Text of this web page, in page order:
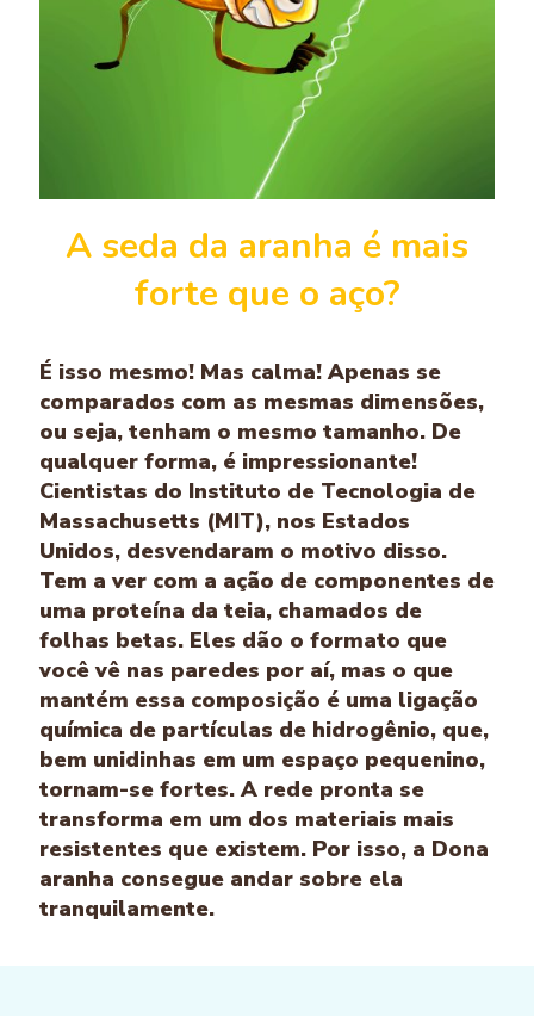
A seda da aranha é mais
forte que o aço?
É isso mesmo! Mas calma! Apenas se
comparados com as mesmas dimensões,
ou seja, tenham o mesmo tamanho. De
qualquer forma, é impressionante!
Cientistas do Instituto de Tecnologia de
Massachusetts (MIT), nos Estados
Unidos, desvendaram o motivo disso.
Tem a ver com a ação de componentes de
uma proteína da teia, chamados de
folhas betas. Eles dão o formato que
você vê nas paredes por aí, mas o que
mantém essa composição é uma ligação
química de partículas de hidrogênio, que,
bem unidinhas em um espaço pequenino,
tornam-se fortes. A rede pronta se
transforma em um dos materiais mais
resistentes que existem. Por isso, a Dona
aranha consegue andar sobre ela
tranquilamente.